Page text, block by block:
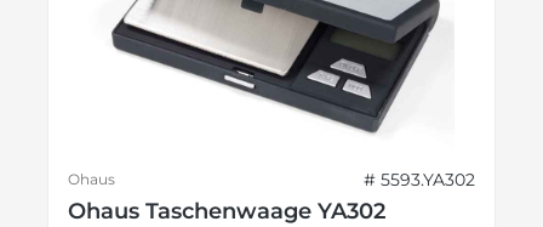
Ohaus # 5593.YA302
Ohaus Taschenwaage YA302